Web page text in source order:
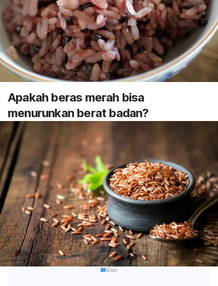
Apakah beras merah bisa
menurunkan berat badan?
Iklan